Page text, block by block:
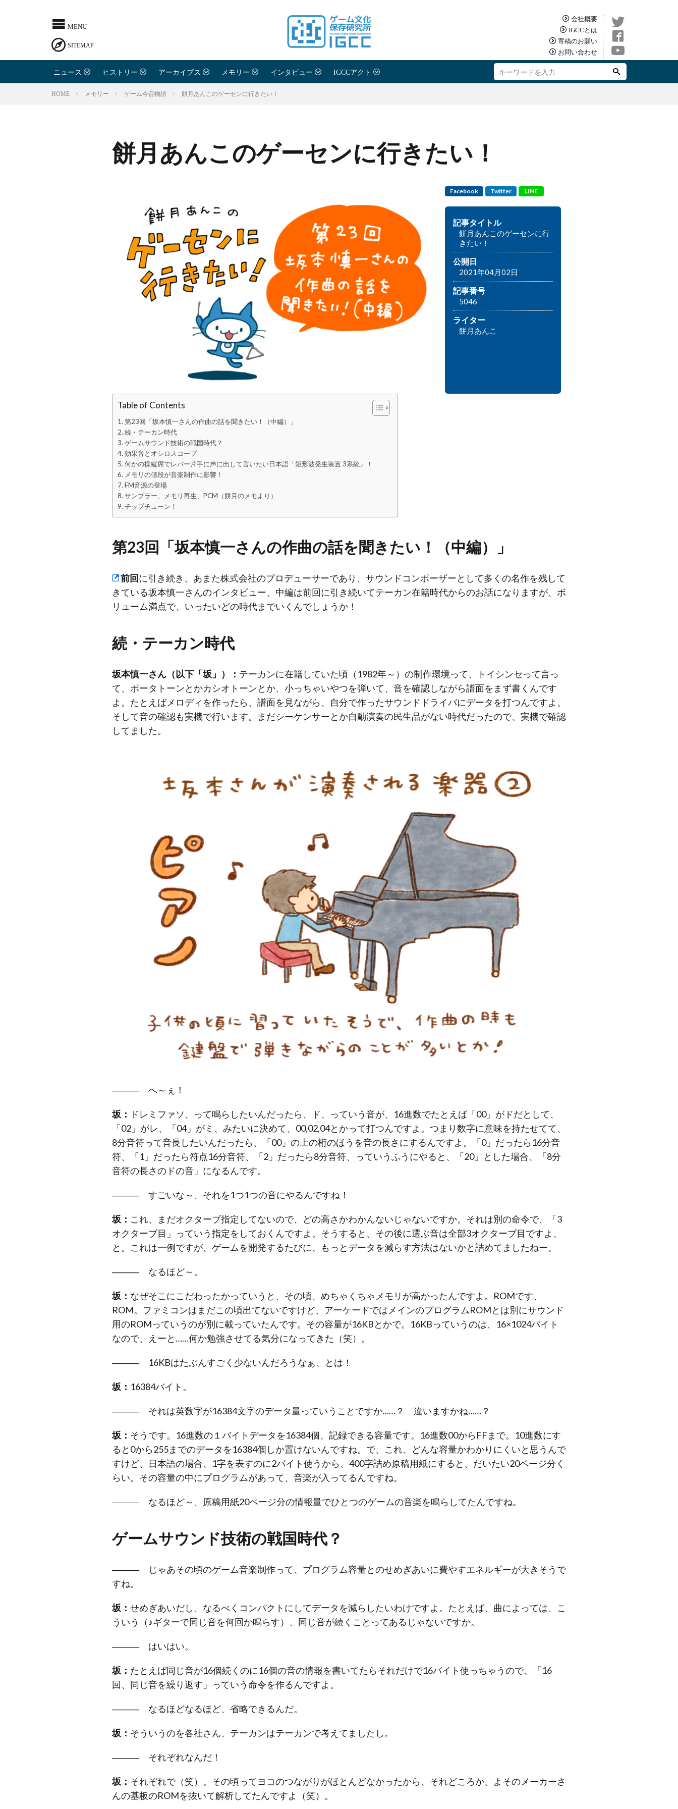
会社概要
IGCCとは
寄稿のお願い
お問い合わせ
ニュース ヒストリー アーカイブス メモリー インタビュー IGCCアクト
HOME メモリー ゲーム今昔物語 餅月あんこのゲーセンに行きたい！
餅月あんこのゲーセンに行きたい！
Facebook Twitter LINE
記事タイトル
餅月あんこのゲーセンに行
きたい！
公開日
2021年04月02日
記事番号
5046
ライター
餅月あんこ
Table of Contents
第23回「坂本慎一さんの作曲の話を聞きたい！（中編）」
続・テーカン時代
ゲームサウンド技術の戦国時代？
効果音とオシロスコープ
何かの操縦席でレバー片手に声に出して言いたい日本語「矩形波発生装置 3系統」！
メモリの値段が音楽制作に影響！
FM音源の登場
サンプラー、メモリ再生、PCM（餅月のメモより）
チップチューン！
第23回「坂本慎一さんの作曲の話を聞きたい！（中編）」
前回に引き続き、あまた株式会社のプロデューサーであり、サウンドコンポーザーとして多くの名作を残して
きている坂本慎一さんのインタビュー、中編は前回に引き続いてテーカン在籍時代からのお話になりますが、ボ
リューム満点で、いったいどの時代までいくんでしょうか！
続・テーカン時代
坂本慎一さん（以下「坂」）： テーカンに在籍していた頃（1982年～）の制作環境って、トイシンセって言っ
て、ポータトーンとかカシオトーンとか、小っちゃいやつを弾いて、音を確認しながら譜面をまず書くんです
よ。たとえばメロディを作ったら、譜面を見ながら、自分で作ったサウンドドライバにデータを打つんですよ。
そして音の確認も実機で行います。まだシーケンサーとか自動演奏の民生品がない時代だったので、実機で確認
してました。
―――へ～ぇ！
坂： ドレミファソ、って鳴らしたいんだったら、ド、っていう音が、16進数でたとえば「00」がドだとして、
「02」がレ、「04」がミ、みたいに決めて、00,02,04とかって打つんですよ。つまり数字に意味を持たせてて、
8分音符って音長したいんだったら、「00」の上の桁のほうを音の長さにするんですよ。「0」だったら16分音
符、「1」だったら符点16分音符、「2」だったら8分音符、っていうふうにやると、「20」とした場合、「8分
音符の長さのドの音」になるんです。
―――すごいな～、それを1つ1つの音にやるんですね！
坂： これ、まだオクターブ指定してないので、どの高さかわかんないじゃないですか。それは別の命令で、「3
オクターブ目」っていう指定をしておくんですよ。そうすると、その後に選ぶ音は全部3オクターブ目ですよ、
と。これは一例ですが、ゲームを開発するたびに、もっとデータを減らす方法はないかと詰めてましたねー。
―――なるほど～。
坂： なぜそこにこだわったかっていうと、その頃、めちゃくちゃメモリが高かったんですよ。ROMです、
ROM。ファミコンはまだこの頃出てないですけど、アーケードではメインのプログラムROMとは別にサウンド
用のROMっていうのが別に載っていたんです。その容量が16KBとかで。16KBっていうのは、16×1024バイト
なので、えーと……何か勉強させてる気分になってきた（笑）。
―――16KBはたぶんすごく少ないんだろうなぁ、とは！
坂： 16384バイト。
―――それは英数字が16384文字のデータ量っていうことですか……？ 違いますかね……？
坂： そうです。16進数の１バイトデータを16384個、記録できる容量です。16進数00からFFまで。10進数にす
ると0から255までのデータを16384個しか置けないんですね。で、これ、どんな容量かわかりにくいと思うんで
すけど、日本語の場合、1字を表すのに2バイト使うから、400字詰め原稿用紙にすると、だいたい20ページ分く
らい。その容量の中にプログラムがあって、音楽が入ってるんですね。
――― なるほど～、原稿用紙20ページ分の情報量でひとつのゲームの音楽を鳴らしてたんですね。
ゲームサウンド技術の戦国時代？
―――じゃあその頃のゲーム音楽制作って、プログラム容量とのせめぎあいに費やすエネルギーが大きそうで
すね。
坂： せめぎあいだし、なるべくコンパクトにしてデータを減らしたいわけですよ。たとえば、曲によっては、こ
ういう（♪ギターで同じ音を何回か鳴らす）、同じ音が続くことってあるじゃないですか。
―――はいはい。
坂： たとえば同じ音が16個続くのに16個の音の情報を書いてたらそれだけで16バイト使っちゃうので、「16
回、同じ音を繰り返す」っていう命令を作るんですよ。
―――なるほどなるほど、省略できるんだ。
坂： そういうのを各社さん、テーカンはテーカンで考えてましたし。
―――それぞれなんだ！
坂： それぞれで（笑）。その頃ってヨコのつながりがほとんどなかったから、それどころか、よそのメーカーさ
んの基板のROMを抜いて解析してたんですよ（笑）。